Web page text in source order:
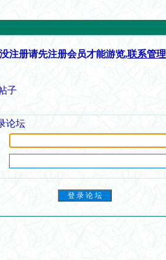
注册请先注册会员才能游览,联系管理
子
论坛